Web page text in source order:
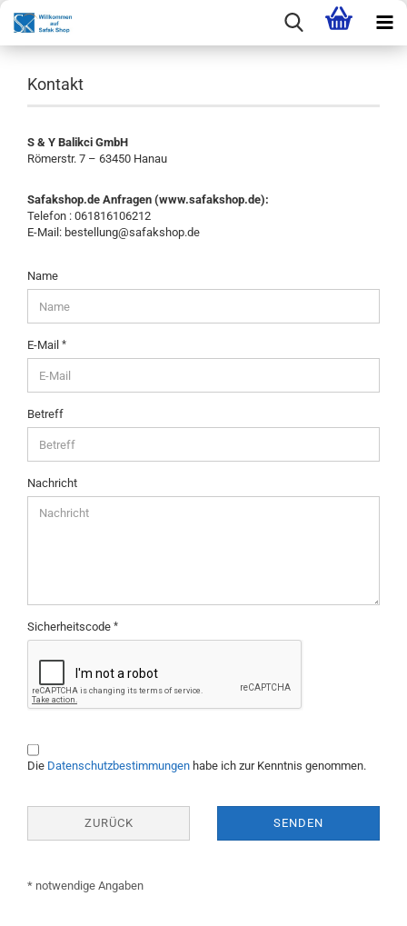
Kontakt
S & Y Balikci GmbH
Römerstr. 7 – 63450 Hanau
Safakshop.de Anfragen (www.safakshop.de):
Telefon : 061816106212
E-Mail: bestellung@safakshop.de
KONTAKT
Name
E-Mail
Betreff
Nachricht
Sicherheitscode
DATENSCHUTZBESTIMMUNGEN
Die Datenschutzbestimmungen habe ich zur Kenntnis genommen.
ZURÜCK SENDEN
* notwendige Angaben